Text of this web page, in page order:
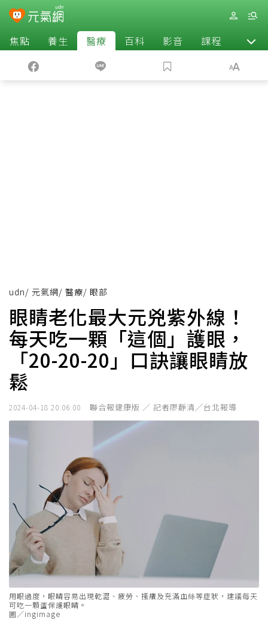
焦點 養生 醫療 百科 影音 課程 退休
udn/ 元氣網/ 醫療/ 眼部
眼睛老化最大元兇紫外線！
每天吃一顆「這個」護眼，
「20-20-20」口訣讓眼睛放
鬆
2024-04-18 20:06:00 聯合報健康版 ／ 記者廖靜清╱台北報導
用眼過度，眼睛容易出現乾澀、疲勞、搔癢及充滿血絲等症狀，建議每天
可吃一顆蛋保護眼睛。
圖／ingimage